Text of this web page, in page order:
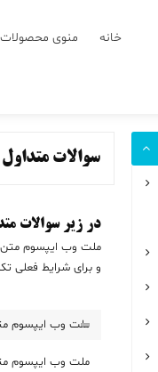
خانه منوی محصولات
سوالات متداول
در زیر سوالات
ملت وب ایپسوم متن
و برای شرایط فعلی
ملت وب ایپسوم
ملت وب ایپسوم